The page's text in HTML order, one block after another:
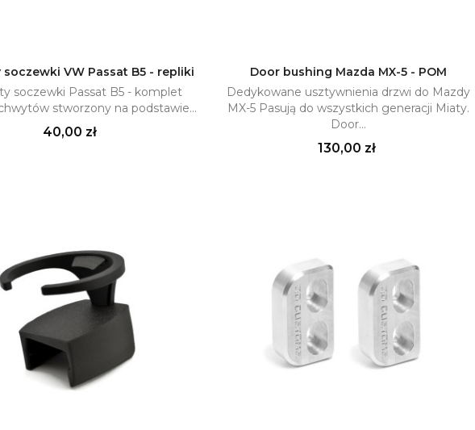
Dodaj do koszyka
VW Passat B5 - repliki
soczewki Passat B5 - komplet
stworzony na podstawie...
Cena
40,00 zł
 Dodaj do koszyka
Door bushing Mazda MX-5 - POM
Dedykowane usztywnienia drzwi do Mazdy
MX-5 Pasują do wszystkich generacji Miaty.
Door...
Cena
130,00 zł